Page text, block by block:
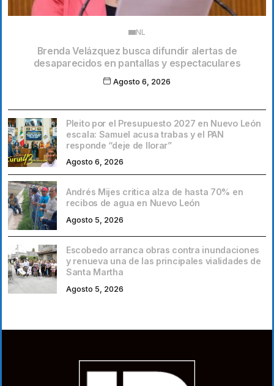
NL
Brenda Velázquez busca difundir alertas de
desaparecidos en pantallas y espectaculares
Agosto 6, 2026
Pleito por el Presupuesto 2027 en Nuevo León
escala: Samuel acusa trabas y el PAN
responde “deje de llorar”
Agosto 6, 2026
Andrés Mijes critica alza de hasta 70% en
recibos de agua en Nuevo León
Agosto 5, 2026
Escobedo arranca obras contra inundaciones
y renueva una de las principales vialidades de
Santa Martha
Agosto 5, 2026